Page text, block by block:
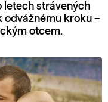
letech strávených
odvážnému kroku –
otcem.